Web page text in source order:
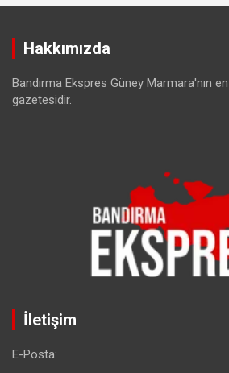
Hakkımızda
Bandırma Ekspres Güney Marmara'nın en
gazetesidir.
İletişim
E-Posta: